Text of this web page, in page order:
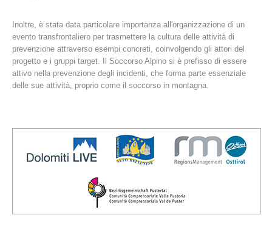
Stazioni del soccorso alpino
Inoltre, è stata data particolare importanza all'organizzazione di un
evento transfrontaliero per trasmettere la cultura delle attività di
prevenzione attraverso esempi concreti, coinvolgendo gli attori del
progetto e i gruppi target. Il Soccorso Alpino si è prefisso di essere
attivo nella prevenzione degli incidenti, che forma parte essenziale
delle sue attività, proprio come il soccorso in montagna.